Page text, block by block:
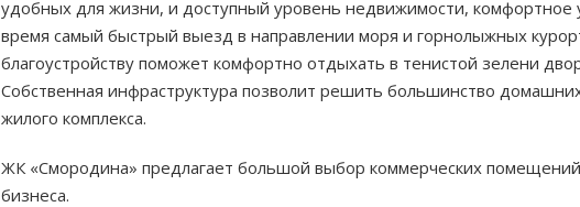
удобных для жизни, и доступный уровень недвижимости,
время самый быстрый выезд в направлении моря и горнолыжных
благоустройству поможет комфортно отдыхать в тенистой зелени
Собственная инфраструктура позволит решить большинство
жилого комплекса.
ЖК «Смородина» предлагает большой выбор коммерческих
бизнеса.